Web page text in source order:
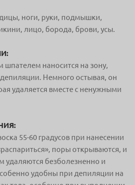
ноги, руки, подмышки,
лицо, борода, брови, усы.
шпателем наносится на зону,
Немного остывая, он
удаляется вместе с ненужными
55-60 градусов при нанесении
поры открываются, и
удаляются безболезненно и
удобны при депиляции на